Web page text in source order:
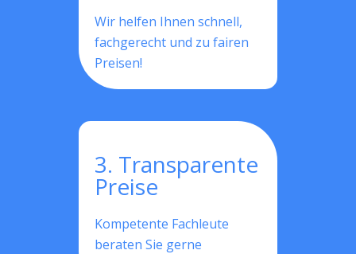
Wir helfen Ihnen schnell,
fachgerecht und zu fairen
Preisen!
3. Transparente
Preise
Kompetente Fachleute
beraten Sie gerne